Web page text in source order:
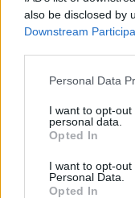
also be disclosed by
Downstream
Personal Data
I want to opt-
personal data.
Opted In
I want to opt-
Personal Data.
Opted In